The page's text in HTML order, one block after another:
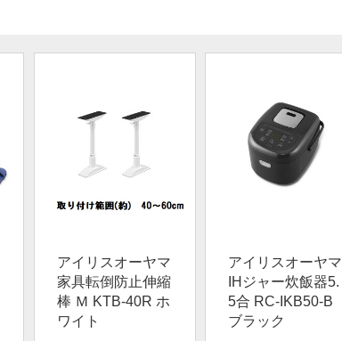
アイリスオーヤマ
家具転倒防止伸縮
棒 Ｍ KTB-40R ホ
ワイト
アイリスオーヤマ
IHジャー炊飯器5.
5合 RC-IKB50-B
ブラック